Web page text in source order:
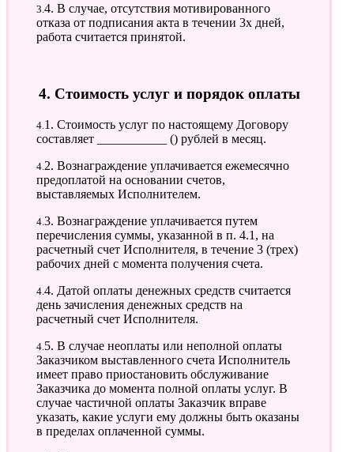
3.4. В случае, отсутствия мотивированного
отказа от подписания акта в течении 3х дней,
работа считается принятой.
4. Стоимость услуг и порядок оплаты
4.1. Стоимость услуг по настоящему Договору
составляет ___________ () рублей в месяц.
4.2. Вознаграждение уплачивается ежемесячно
предоплатой на основании счетов,
выставляемых Исполнителем.
4.3. Вознаграждение уплачивается путем
перечисления суммы, указанной в п. 4.1, на
расчетный счет Исполнителя, в течение 3 (трех)
рабочих дней с момента получения счета.
4.4. Датой оплаты денежных средств считается
день зачисления денежных средств на
расчетный счет Исполнителя.
4.5. В случае неоплаты или неполной оплаты
Заказчиком выставленного счета Исполнитель
имеет право приостановить обслуживание
Заказчика до момента полной оплаты услуг. В
случае частичной оплаты Заказчик вправе
указать, какие услуги ему должны быть оказаны
в пределах оплаченной суммы.